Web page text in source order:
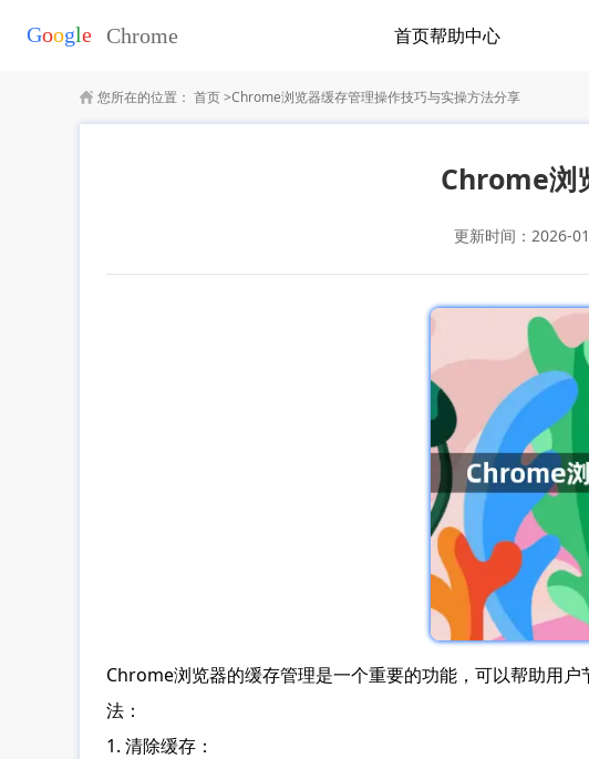
首页帮助中心
您所在的位置： 首页>Chrome浏览器缓存管理操作技巧与实操方法分享
Chrome浏
更新时间：2026-
Chrome浏览器的缓存管理是一个重要的功能，可以帮助用
法：
1. 清除缓存：